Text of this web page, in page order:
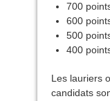
700
600
500
400
Les lauriers
candidats